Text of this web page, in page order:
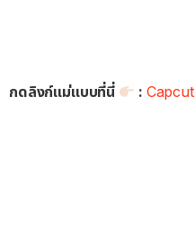
กดลิงก์แม่แบบที่นี่ : Capcut